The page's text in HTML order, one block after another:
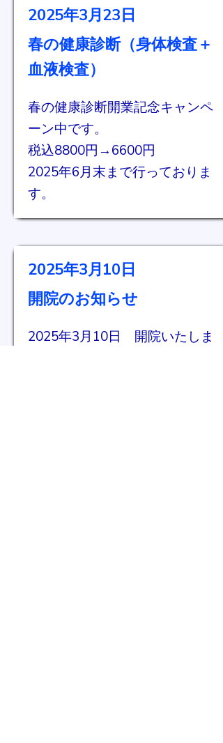
2025年3月23日​
春の健康診断（身体検査＋
血液検査）
​春の健康診断開業記念キャンペ
ーン中です。
​税込8800円→6600円
2025年6月末まで行っておりま
す。
2025年3月10日​
開院のお知らせ
2025年3月10日 開院いたしま